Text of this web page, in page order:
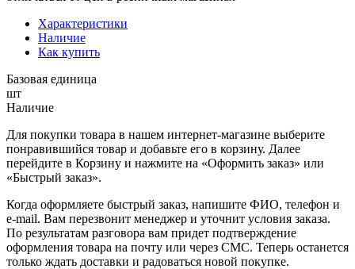
Характеристики
Наличие
Как купить
Базовая единица
шт
Наличие
Для покупки товара в нашем интернет-магазине выберите
понравившийся товар и добавьте его в корзину. Далее
перейдите в Корзину и нажмите на «Оформить заказ» или
«Быстрый заказ».
Когда оформляете быстрый заказ, напишите ФИО, телефон и
e-mail. Вам перезвонит менеджер и уточнит условия заказа.
По результатам разговора вам придет подтверждение
оформления товара на почту или через СМС. Теперь останется
только ждать доставки и радоваться новой покупке.